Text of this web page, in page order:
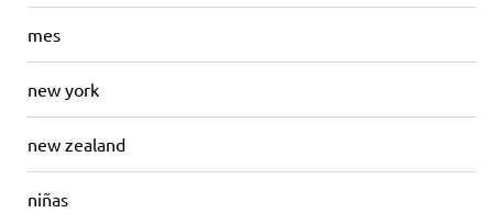
mes
new york
new zealand
niñas